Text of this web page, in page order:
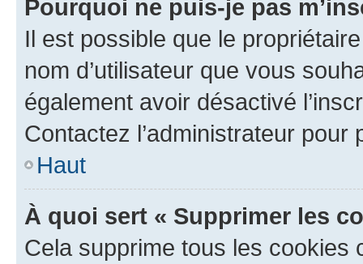
Pourquoi ne puis-je pas
Il est possible que le
nom d’utilisateur que vous
également avoir désactivé
Contactez l’administrateur
Haut
À quoi sert « Supprimer les
Cela supprime tous les cookies